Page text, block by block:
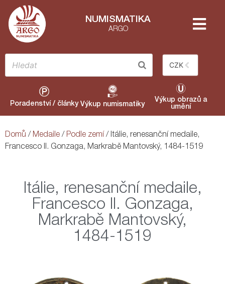
NUMISMATIKA
ARGO
CZK
Poradenství / články Výkup numismatiky
Výkup obrazů a
umění
Domů / Medaile / Podle zemí / Itálie, renesanční medaile,
Francesco II. Gonzaga, Markrabě Mantovský, 1484-1519
Itálie, renesanční medaile,
Francesco II. Gonzaga,
Markrabě Mantovský,
1484-1519